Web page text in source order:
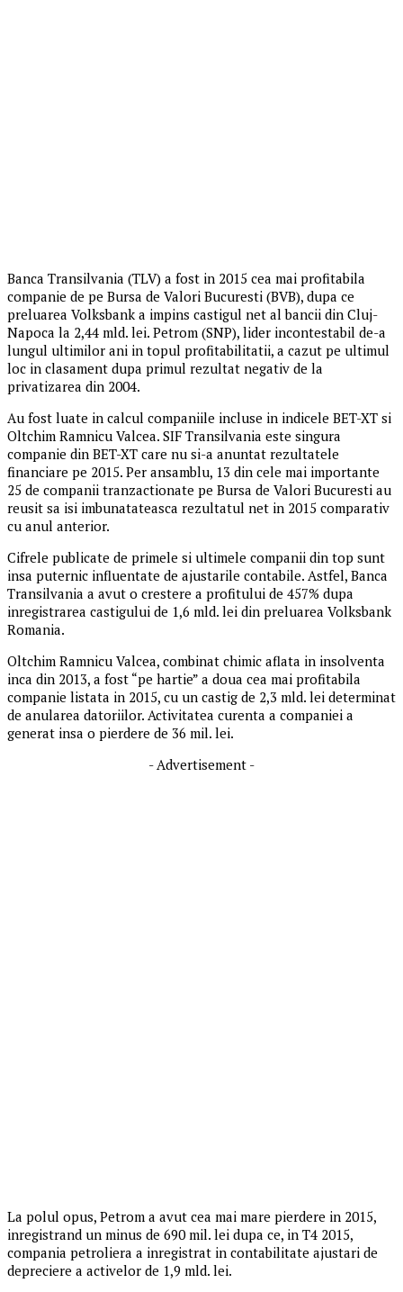
Banca Transilvania (TLV) a fost in 2015 cea mai profitabila
companie de pe Bursa de Valori Bucuresti (BVB), dupa ce
preluarea Volksbank a impins castigul net al bancii din Cluj-
Napoca la 2,44 mld. lei. Petrom (SNP), lider incontestabil de-a
lungul ultimilor ani in topul profitabilitatii, a cazut pe ultimul
loc in clasament dupa primul rezultat negativ de la
privatizarea din 2004.
Au fost luate in calcul companiile incluse in indicele BET-XT si
Oltchim Ramnicu Valcea. SIF Transilvania este singura
companie din BET-XT care nu si-a anuntat rezultatele
financiare pe 2015. Per ansamblu, 13 din cele mai importante
25 de companii tranzactionate pe Bursa de Valori Bucuresti au
reusit sa isi imbunatateasca rezultatul net in 2015 comparativ
cu anul anterior.
Cifrele publicate de primele si ultimele companii din top sunt
insa puternic influentate de ajustarile contabile. Astfel, Banca
Transilvania a avut o crestere a profitului de 457% dupa
inregistrarea castigului de 1,6 mld. lei din preluarea Volksbank
Romania.
Oltchim Ramnicu Valcea, combinat chimic aflata in insolventa
inca din 2013, a fost “pe hartie” a doua cea mai profitabila
companie listata in 2015, cu un castig de 2,3 mld. lei determinat
de anularea datoriilor. Activitatea curenta a companiei a
generat insa o pierdere de 36 mil. lei.
- Advertisement -
La polul opus, Petrom a avut cea mai mare pierdere in 2015,
inregistrand un minus de 690 mil. lei dupa ce, in T4 2015,
compania petroliera a inregistrat in contabilitate ajustari de
depreciere a activelor de 1,9 mld. lei.